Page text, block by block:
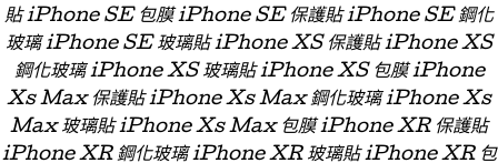
貼 iPhone SE 包膜 iPhone SE 保護貼 iPhone SE 鋼化
玻璃 iPhone SE 玻璃貼 iPhone XS 保護貼 iPhone XS
鋼化玻璃 iPhone XS 玻璃貼 iPhone XS 包膜 iPhone
Xs Max 保護貼 iPhone Xs Max 鋼化玻璃 iPhone Xs
Max 玻璃貼 iPhone Xs Max 包膜 iPhone XR 保護貼
iPhone XR 鋼化玻璃 iPhone XR 玻璃貼 iPhone XR 包